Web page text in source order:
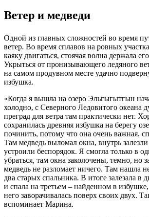
Ветер и медведи
Одной из главных сложностей во время
ветер. Во время сплавов на ровных
каяку двигаться, стоячая волна держала
Укрыться от пронизывающего ледяного
на самом продувном месте удачно
избушка.
«Когда я вышла на озеро Эльгыгытгын
холодно, с Северного Ледовитого океана
преград для ветра там практически нет.
сохранилась древняя избушка на берегу
починить, потому что она очень важная,
Там медведь выломал окна, внутрь
устроили беспорядок. Я смогла только в
убраться, там окна заколочены, темно, но
медведь не разломает ничего. Там нашла
два старых спальника. В итоге залезала в
и спала на третьем – найденном в
него заворачивалась поверх своих двух.
вспоминает Марина.